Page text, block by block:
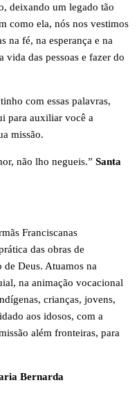
deixando um legado tão
como ela, nós nos vestimos
na fé, na esperança e na
vida das pessoas e fazer do
com essas palavras,
para auxiliar você a
missão.
não lho negueis.” Santa
Franciscanas
das obras de
Deus. Atuamos na
na animação vocacional
crianças, jovens,
aos idosos, com a
além fronteiras, para
Bernarda